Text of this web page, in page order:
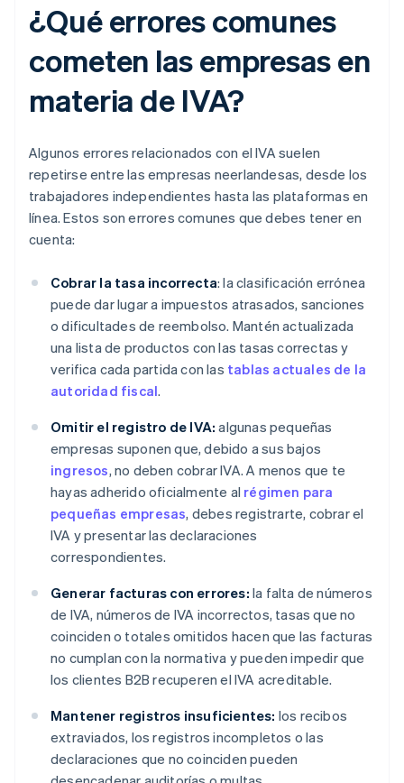
¿Qué errores comunes
cometen las empresas en
materia de IVA?
Algunos errores relacionados con el IVA suelen
repetirse entre las empresas neerlandesas, desde los
trabajadores independientes hasta las plataformas en
línea. Estos son errores comunes que debes tener en
cuenta:
Cobrar la tasa incorrecta: la clasificación errónea
puede dar lugar a impuestos atrasados, sanciones
o dificultades de reembolso. Mantén actualizada
una lista de productos con las tasas correctas y
verifica cada partida con las tablas actuales de la
autoridad fiscal.
Omitir el registro de IVA: algunas pequeñas
empresas suponen que, debido a sus bajos
ingresos, no deben cobrar IVA. A menos que te
hayas adherido oficialmente al régimen para
pequeñas empresas, debes registrarte, cobrar el
IVA y presentar las declaraciones
correspondientes.
Generar facturas con errores: la falta de números
de IVA, números de IVA incorrectos, tasas que no
coinciden o totales omitidos hacen que las facturas
no cumplan con la normativa y pueden impedir que
los clientes B2B recuperen el IVA acreditable.
Mantener registros insuficientes: los recibos
extraviados, los registros incompletos o las
declaraciones que no coinciden pueden